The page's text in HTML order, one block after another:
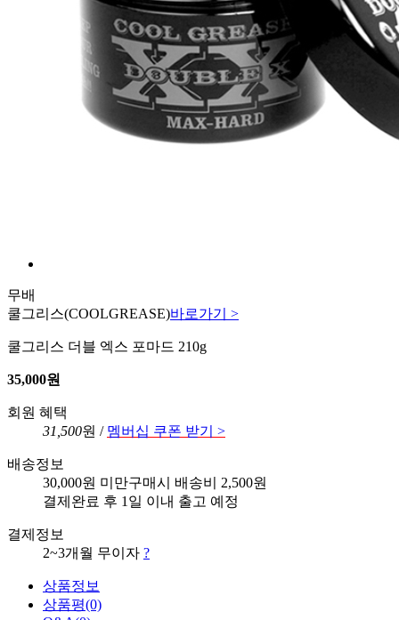
무배
쿨그리스(COOLGREASE)바로가기 >
쿨그리스 더블 엑스 포마드 210g
35,000원
회원 혜택
31,500원 / 멤버십 쿠폰 받기 >
배송정보
30,000원 미만구매시 배송비 2,500원
결제완료 후 1일 이내 출고 예정
결제정보
2~3개월 무이자 ?
상품정보
상품평(0)